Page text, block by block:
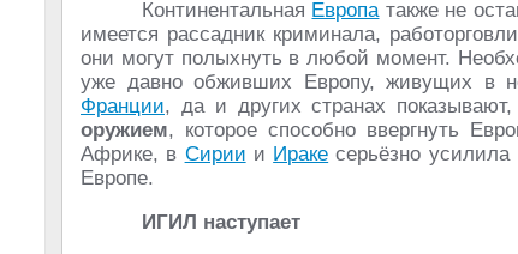
Континентальная Европатакже не
имеется рассадник криминала,
они могут полыхнуть в любой момент.
уже давно обживших Европу, живущих в
Франции, да и других странах
оружием, которое способно ввергнуть
Африке, в Сирии и Ираке серьёзно усилила
Европе.
ИГИЛ наступает